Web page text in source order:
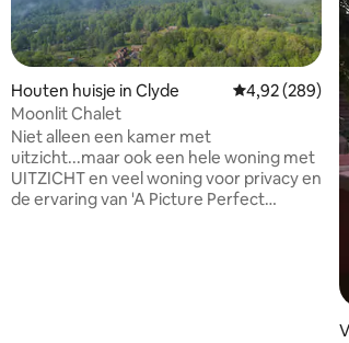
van 4,97 op 5, 133 recensies
Houten huisje in Clyde Gemiddelde
4,92 (289)
Moonlit Chalet
Niet alleen een kamer met
uitzicht...maar ook een hele woning met
UITZICHT en veel woning voor privacy en
de ervaring van 'A Picture Perfect